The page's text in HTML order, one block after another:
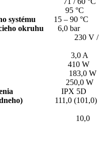
°C
systému 15 – 90 °C
okruhu 6,0 bar
V /
A
W
W
250,0 W
IPX 5D
111,0 (101,0)